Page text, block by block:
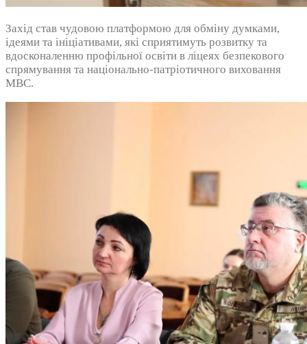
Захід став чудовою платформою для обміну думками,
ідеями та ініціативами, які сприятимуть розвитку та
вдосконаленню профільної освіти в ліцеях безпекового
спрямування та національно-патріотичного виховання
МВС.